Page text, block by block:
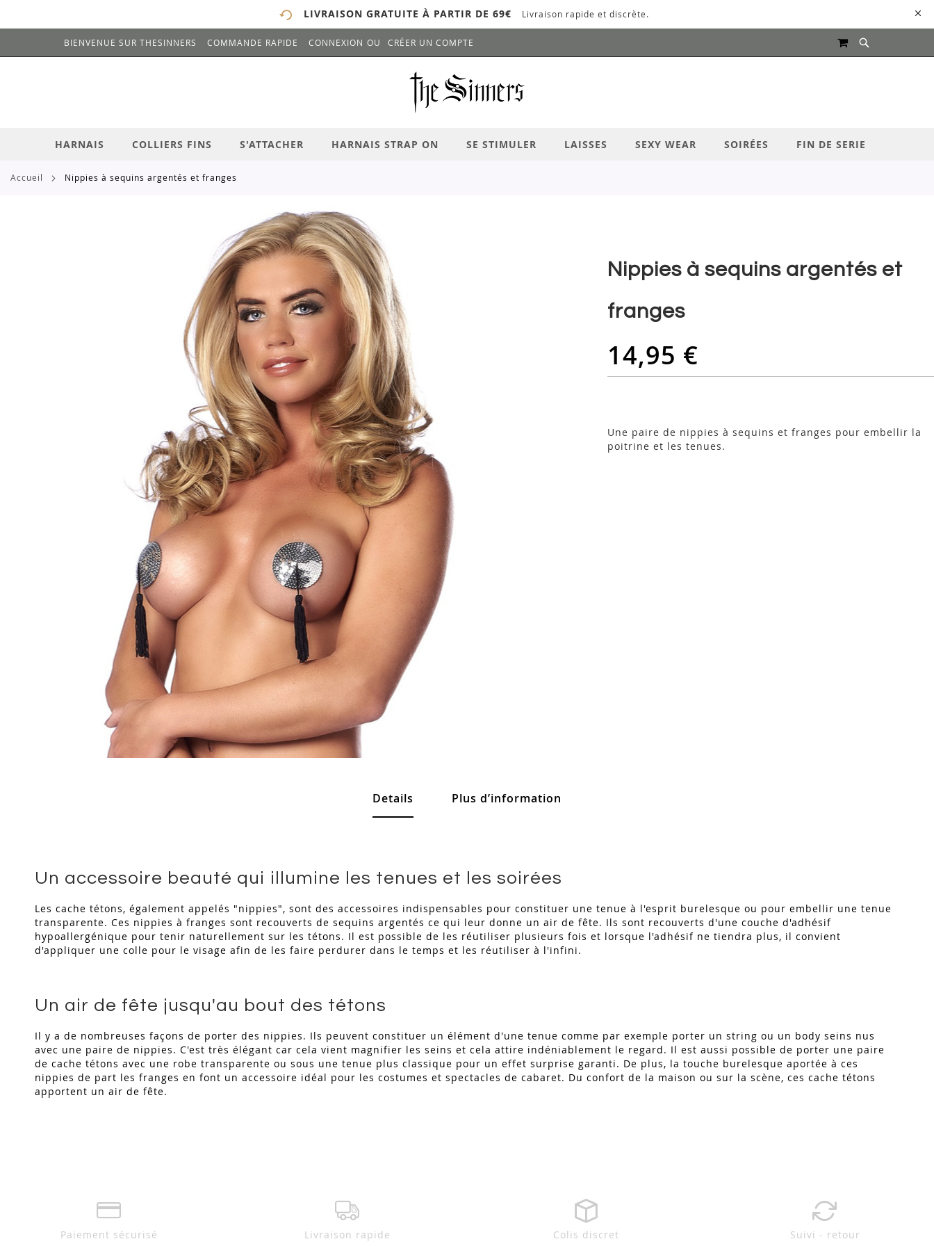
LIVRAISON GRATUITE À PARTIR DE 69€ Livraison rapide et discrète.
ALLEZ
BIENVENUE SUR THESINNERS COMMANDE RAPIDE CONNEXION CRÉER UN COMPTE
# ENTREZ AU MOINS 3 CARACTÈRES POUR LANCER LA RECHERCHE # APPUYEZ SUR LA TOUCHE "ENTRER" POUR LANCER LA RECHERCHE
MON PANIER
HARNAIS COLLIERS FINS S'ATTACHER HARNAIS STRAP ON SE STIMULER LAISSES SEXY WEAR SOIRÉES FIN DE SERIE
accueil nippies à sequins argentés et franges
Nippies à sequins argentés et
franges
14,95 €
Une paire de nippies à sequins et franges pour embellir la
poitrine et les tenues.
Details
Un accessoire beauté qui illumine les tenues et les soirées
Les cache tétons, également appelés "nippies", sont des accessoires indispensables pour constituer une tenue à l'esprit burelesque ou pour embellir une tenue
transparente. Ces nippies à franges sont recouverts de sequins argentés ce qui leur donne un air de fête. Ils sont recouverts d'une couche d'adhésif
hypoallergénique pour tenir naturellement sur les tétons. Il est possible de les réutiliser plusieurs fois et lorsque l'adhésif ne tiendra plus, il convient
d'appliquer une colle pour le visage afin de les faire perdurer dans le temps et les réutiliser à l'infini.
Un air de fête jusqu'au bout des tétons
Il y a de nombreuses façons de porter des nippies. Ils peuvent constituer un élément d'une tenue comme par exemple porter un string ou un body seins nus
avec une paire de nippies. C'est très élégant car cela vient magnifier les seins et cela attire indéniablement le regard. Il est aussi possible de porter une paire
de cache tétons avec une robe transparente ou sous une tenue plus classique pour un effet surprise garanti. De plus, la touche burelesque aportée à ces
nippies de part les franges en font un accessoire idéal pour les costumes et spectacles de cabaret. Du confort de la maison ou sur la scène, ces cache tétons
apportent un air de fête.
Plus d’information
Paiement sécurisé Livraison rapide Colis discret Suivi - retour